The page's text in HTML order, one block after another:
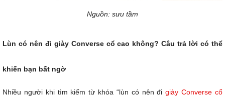
Nguồn: sưu tầm
Lùn có nên đi giày Converse cổ cao không? Câu trả lời có thể
khiến bạn bất ngờ
Nhiều người khi tìm kiếm từ khóa “lùn có nên đigiày Converse cổ